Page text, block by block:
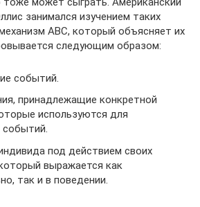
занимался изучением таких
АВС, который объясняет их
следующим образом:
событий.
принадлежащие конкретной
используются для
событий.
под действием своих
выражается как
так и в поведении.